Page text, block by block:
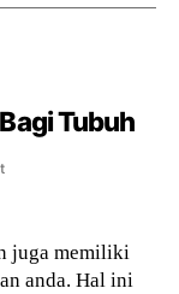
Tubuh
juga memiliki
anda. Hal ini